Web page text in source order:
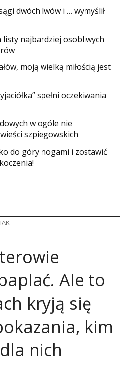
dwóch lwów i … wymyślił
listy najbardziej osobliwych
moją wielką miłością jest
spełni oczekiwania
w ogóle nie
szpiegowskich
do góry nogami i zostawić
Ale to
kryją się
kim
nich